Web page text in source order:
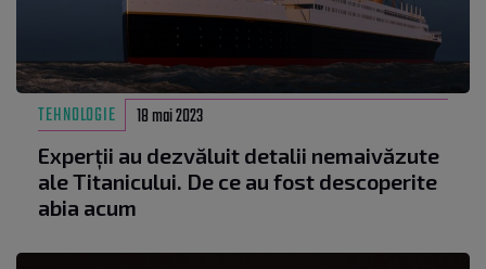
TEHNOLOGIE 18 mai 2023
Experții au dezvăluit detalii nemaivăzute
ale Titanicului. De ce au fost descoperite
abia acum